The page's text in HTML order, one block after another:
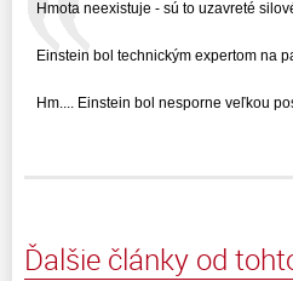
Hmota neexistuje - sú to uzavreté
Einstein bol technickým expertom na
Hm.... Einstein bol nesporne veľkou
Ďalšie články od